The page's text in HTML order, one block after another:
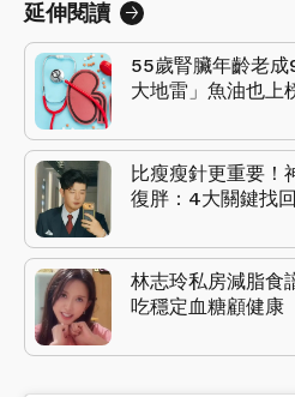
延伸閱讀
55歲腎臟年齡老
大地雷」魚油也上
比瘦瘦針更重要！
復胖：4大關鍵找
林志玲私房減脂食
吃穩定血糖顧健康